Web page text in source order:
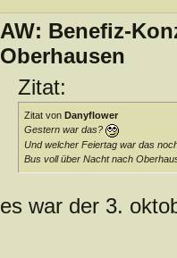
AW: Benefiz-
Oberhausen
Zitat:
Zitat von Danyflower
Gestern war das?
Und welcher Feiertag war das
Bus voll über Nacht nach
es war der 3.